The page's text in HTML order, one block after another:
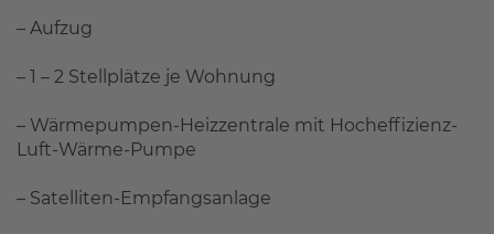
– Aufzug
– 1 – 2 Stellplätze je Wohnung
– Wärmepumpen-Heizzentrale mit Hocheffizienz-
Luft-Wärme-Pumpe
– Satelliten-Empfangsanlage